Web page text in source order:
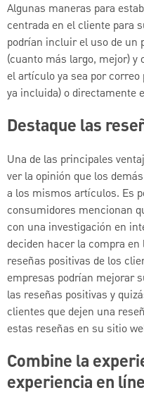
Algunas maneras para
centrada en el cliente para
podrían incluir el uso de un
(cuanto más largo, mejor) y
el artículo ya sea por
ya incluida) o directamente
Destaque las
Una de las principales
ver la opinión que los
a los mismos artículos. Es
consumidores mencionan
con una investigación en
deciden hacer la compra
reseñas positivas de los
empresas podrían mejorar
las reseñas positivas y
clientes que dejen una
estas reseñas en su sitio
Combine la
experiencia en